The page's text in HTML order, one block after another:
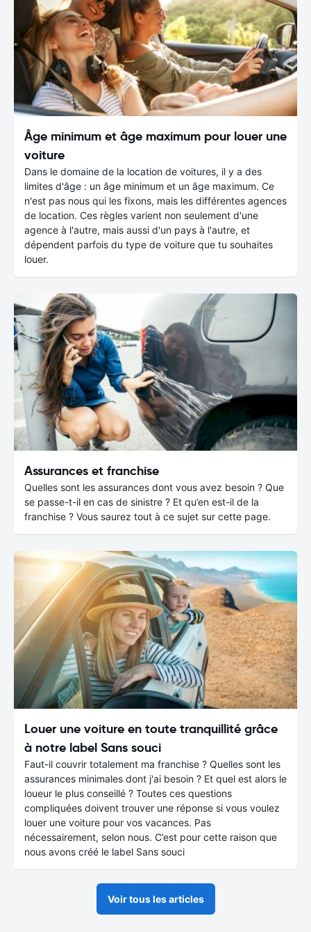
Âge minimum et âge maximum pour louer une
voiture
Dans le domaine de la location de voitures, il y a des
limites d'âge : un âge minimum et un âge maximum. Ce
n'est pas nous qui les fixons, mais les différentes agences
de location. Ces règles varient non seulement d'une
agence à l'autre, mais aussi d'un pays à l'autre, et
dépendent parfois du type de voiture que tu souhaites
louer.
Assurances et franchise
Quelles sont les assurances dont vous avez besoin ? Que
se passe-t-il en cas de sinistre ? Et qu’en est-il de la
franchise ? Vous saurez tout à ce sujet sur cette page.
Louer une voiture en toute tranquillité grâce
à notre label Sans souci
Faut-il couvrir totalement ma franchise ? Quelles sont les
assurances minimales dont j'ai besoin ? Et quel est alors le
loueur le plus conseillé ? Toutes ces questions
compliquées doivent trouver une réponse si vous voulez
louer une voiture pour vos vacances. Pas
nécessairement, selon nous. C’est pour cette raison que
nous avons créé le label Sans souci
Voir tous les articles